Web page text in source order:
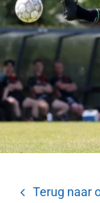
Terug naar